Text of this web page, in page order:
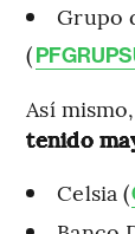
Grupo
(
Así mismo,
tenido
Celsia (